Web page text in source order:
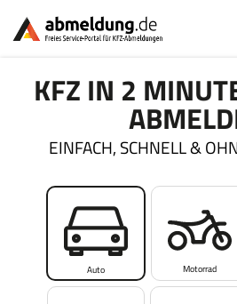
KFZ IN 2
EINFACH, SCHNELL &
Auto Motorrad